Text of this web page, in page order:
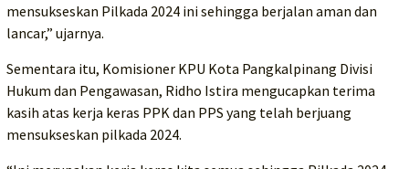
mensukseskan Pilkada 2024 ini sehingga berjalan aman dan
lancar,” ujarnya.
Sementara itu, Komisioner KPU Kota Pangkalpinang Divisi
Hukum dan Pengawasan, Ridho Istira mengucapkan terima
kasih atas kerja keras PPK dan PPS yang telah berjuang
mensukseskan pilkada 2024.